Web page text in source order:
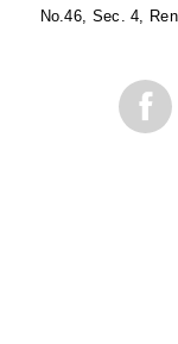
No.46, Sec. 4,